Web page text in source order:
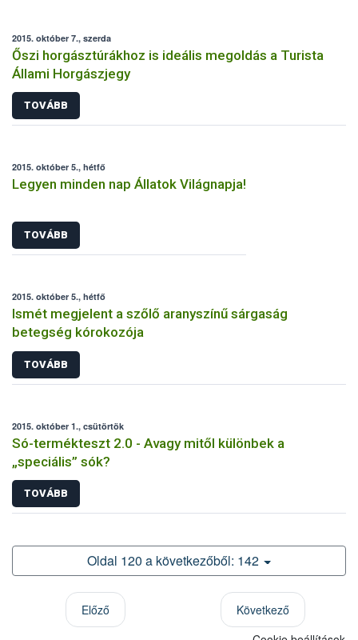
2015. október 7., szerda
Őszi horgásztúrákhoz is ideális megoldás a Turista
Állami Horgászjegy
TOVÁBB
2015. október 5., hétfő
Legyen minden nap Állatok Világnapja!
TOVÁBB
2015. október 5., hétfő
Ismét megjelent a szőlő aranyszínű sárgaság
betegség kórokozója
TOVÁBB
2015. október 1., csütörtök
Só-termékteszt 2.0 - Avagy mitől különbek a
„speciális” sók?
TOVÁBB
Oldal 120 a következőből: 142
Előző
Következő